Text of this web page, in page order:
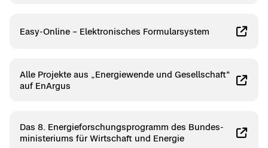
Easy-​Online – Elek­tro­ni­sches For­mu­lar­sys­tem
Alle Pro­jek­te aus „En­er­gie­wen­de und Ge­sell­schaft“
auf En­Ar­gus
Das 8. En­er­gie­for­schungs­pro­gramm des Bun­des­
mi­nis­te­ri­ums für Wirt­schaft und En­er­gie